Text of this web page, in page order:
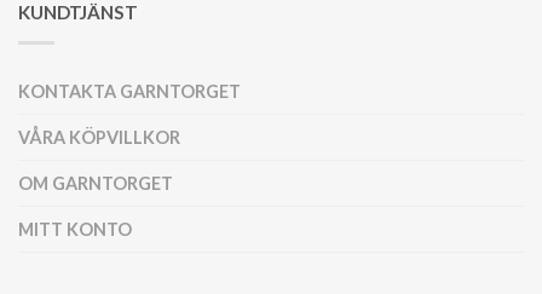
KUNDTJÄNST
KONTAKTA GARNTORGET
VÅRA KÖPVILLKOR
OM GARNTORGET
MITT KONTO